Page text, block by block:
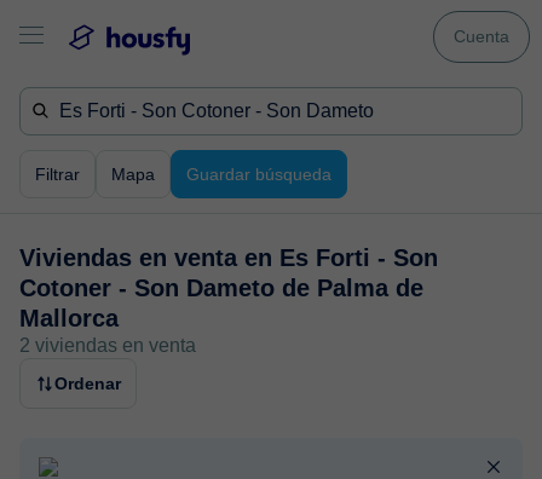
Cuenta
Filtrar Mapa Guardar búsqueda
Viviendas en venta en Es Forti - Son
Cotoner - Son Dameto de Palma de
Mallorca
2 viviendas en venta
Ordenar